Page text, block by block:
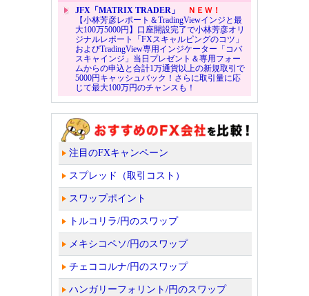
JFX「MATRIX TRADER」
ＮＥＷ！
【小林芳彦レポート＆TradingViewインジと最
大100万5000円】口座開設完了で小林芳彦オリ
ジナルレポート「FXスキャルピングのコツ」
およびTradingView専用インジケーター「コバ
スキャインジ」当日プレゼント＆専用フォー
ムからの申込と合計1万通貨以上の新規取引で
5000円キャッシュバック！さらに取引量に応
じて最大100万円のチャンスも！
注目のFXキャンペーン
スプレッド（取引コスト）
スワップポイント
トルコリラ/円のスワップ
メキシコペソ/円のスワップ
チェココルナ/円のスワップ
ハンガリーフォリント/円のスワップ